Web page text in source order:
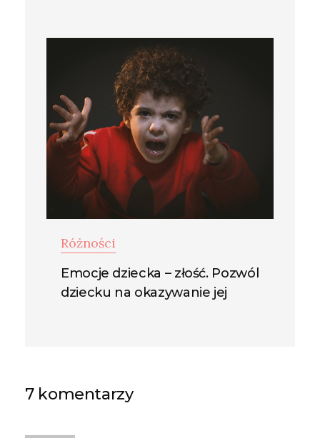
Różności
Emocje dziecka – złość. Pozwól
dziecku na okazywanie jej
7 komentarzy